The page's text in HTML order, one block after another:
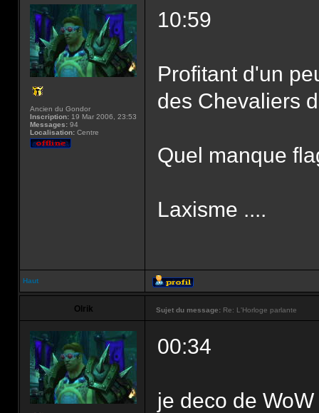
Ancien du Gondor
Inscription: 19 Mar 2006, 23:53
Messages: 94
Localisation: Centre
10:59
Profitant d'un
des Chevaliers
Quel manque
Laxisme ....
Haut
Olrik Sujet du message: Re: L'Horloge parlante
00:34
je deco de